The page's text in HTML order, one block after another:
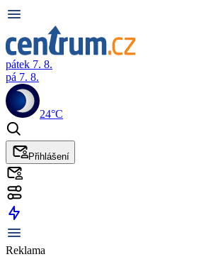
pátek 7. 8.
pá 7. 8.
24°C
Přihlášení
Reklama